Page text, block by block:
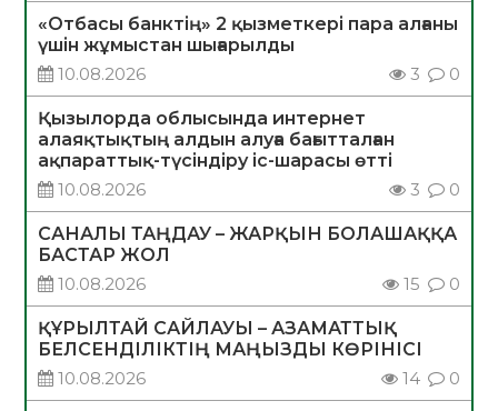
«Отбасы банктің» 2 қызметкері пара алғаны
үшін жұмыстан шығарылды
10.08.2026
3 0
Қызылорда облысында интернет
алаяқтықтың алдын алуға бағытталған
ақпараттық-түсіндіру іс-шарасы өтті
10.08.2026
3 0
САНАЛЫ ТАҢДАУ – ЖАРҚЫН БОЛАШАҚҚА
БАСТАР ЖОЛ
10.08.2026
15 0
ҚҰРЫЛТАЙ САЙЛАУЫ – АЗАМАТТЫҚ
БЕЛСЕНДІЛІКТІҢ МАҢЫЗДЫ КӨРІНІСІ
10.08.2026
14 0